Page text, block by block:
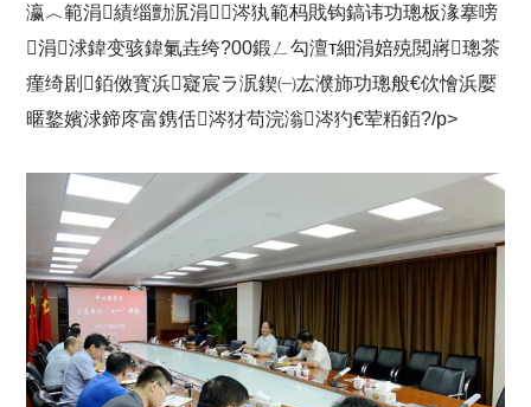
瀛︿範涓績缁勯泦涓涔犱範杩戝钩鎬讳功璁板湪搴嗙
涓浗鍏变骇鍏氭垚绔?00鍛ㄥ勾澶т細涓婄殑閲嶈璁茶
瘽绮剧銆傚寳浜寲宸ラ泦鍥㈠厷濮斾功璁般€佽懀浜嬮
暱鐜嬪浗鍗庝富鎸佸涔犲苟浣滃涔犳€荤粨銆?/p>